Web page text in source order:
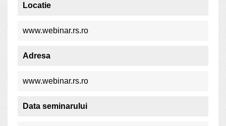
Locatie
www.webinar.rs.ro
Adresa
www.webinar.rs.ro
Data seminarului